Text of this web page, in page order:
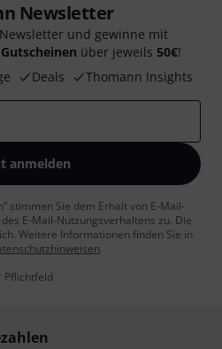
Newsletter
und gewinne mit
über jeweils 50€!
Deals Thomann Insights
anmelden
stimmen Sie dem Erhalt von E-Mail-
E-Mail-Nutzungsverhaltens zu. Die
Weitere Informationen finden Sie in
.
Pflichtfeld